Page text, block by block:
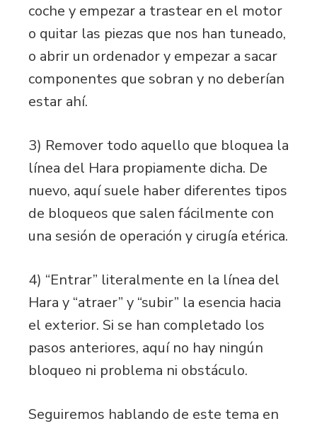
coche y empezar a trastear en el motor
o quitar las piezas que nos han tuneado,
o abrir un ordenador y empezar a sacar
componentes que sobran y no deberían
estar ahí.
3) Remover todo aquello que bloquea la
línea del Hara propiamente dicha. De
nuevo, aquí suele haber diferentes tipos
de bloqueos que salen fácilmente con
una sesión de operación y cirugía etérica.
4) “Entrar” literalmente en la línea del
Hara y “atraer” y “subir” la esencia hacia
el exterior. Si se han completado los
pasos anteriores, aquí no hay ningún
bloqueo ni problema ni obstáculo.
Seguiremos hablando de este tema en